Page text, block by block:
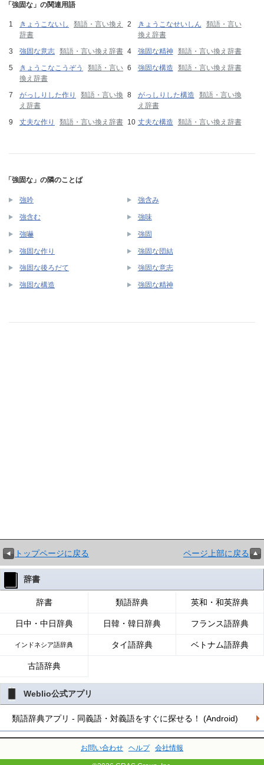
「強固な」の関連用語
きょうこないし
類語・言い換え
辞書
きょうこなせいしん
類語・言い
換え辞書
強固な意志 類語・言い換え辞書 強固な精神 類語・言い換え辞書
きょうこなこうぞう
類語・言い
換え辞書
強固な構造 類語・言い換え辞書
がっしりした作り
類語・言い換
え辞書
がっしりした構造
類語・言い換
え辞書
丈夫な作り
類語・言い換え辞書 丈夫な構造 類語・言い換え辞書
「強固な」の隣のことば
強吟 強含み
強含む 強味
強嚇 強固
強固な作り 強固な団結
強固な後ろだて 強固な意志
強固な構造 強固な精神
トップページに戻る ページ上部に戻る
辞書
辞書 類語辞典 英和・和英辞典
日中・中日辞典 日韓・韓日辞典 フランス語辞典
インドネシア語辞典 タイ語辞典 ベトナム語辞典
古語辞典
Weblio公式アプリ
類語辞典アプリ - 同義語・対義語をすぐに探せる！ (Android)
お問い合わせ ヘルプ 会社情報